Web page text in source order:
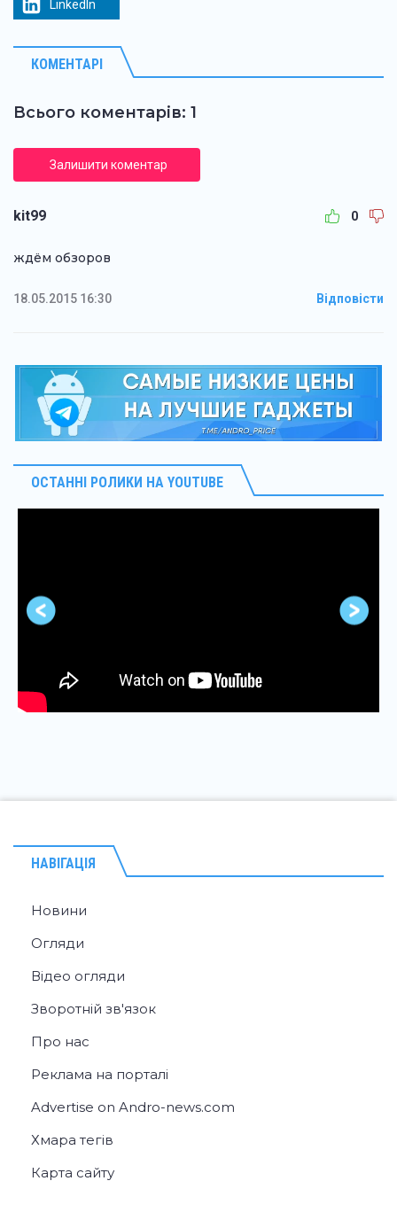
LinkedIn
КОМЕНТАРІ
Всього коментарів: 1
Залишити коментар
kit99 0
ждём обзоров
18.05.2015 16:30 Відповісти
ОСТАННІ РОЛИКИ НА YOUTUBE
НАВІГАЦІЯ
Новини
Огляди
Відео огляди
Зворотній зв'язок
Про нас
Реклама на порталі
Advertise on Andro-news.com
Хмара тегів
Карта сайту